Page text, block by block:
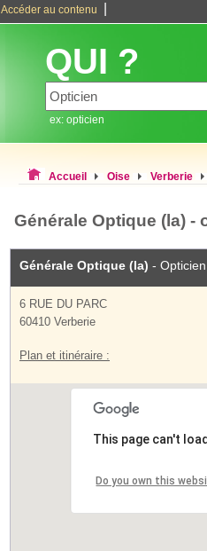
Accéder au contenu
QUI ?
ex: opticien
Accueil Oise Verberie
Générale Optique (la) -
Générale Optique (la) - Opticien
6 RUE DU PARC
60410 Verberie
Plan et itinéraire :
This page can't
Do you own this